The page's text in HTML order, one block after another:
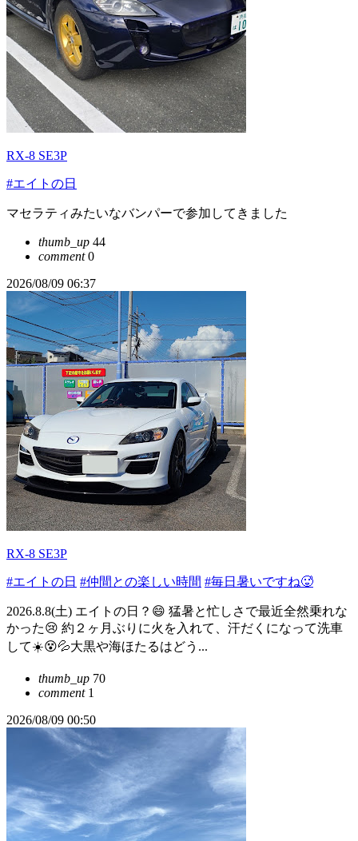
RX-8 SE3P
#エイトの日
マセラティみたいなバンパーで参加してきました
thumb_up 44
comment0
2026/08/09 06:37
RX-8 SE3P
#エイトの日 #仲間との楽しい時間 #毎日暑いですね🥵
2026.8.8(土) エイトの日？😄 猛暑と忙しさで最近全然乗れな
かった😢 約２ヶ月ぶりに火を入れて、汗だくになって洗車
して☀️😵💦大黒や海ほたるはどう...
thumb_up 70
comment1
2026/08/09 00:50